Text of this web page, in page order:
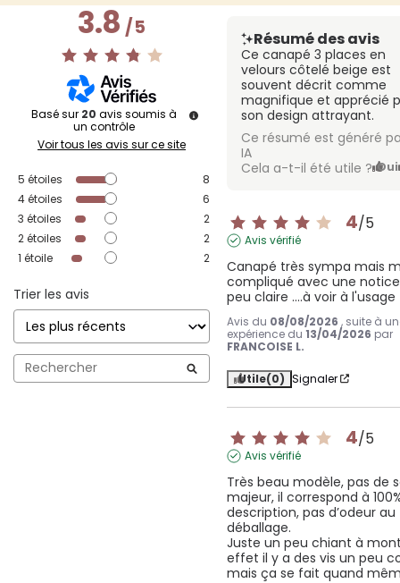
3.8/5
Basé sur 20 avis soumis à
un contrôle
Voir tous les avis sur ce site
5 étoiles
8
4étoiles
6
3 étoiles
2
2étoiles
2
1 étoile 2
Trier les avis
Résumé des avis
Ce canapé 3 places en
velours côtelé beige est
souvent décrit comme
magnifique et apprécié
son design attrayant.
Ce résumé est généré
IA
Cela a-t-il été utile ? Oui
4/5
Avis vérifié
Canapé très sympa mais
compliqué avec une
peu claire ....à voir à l'usage
Avis du 08/08/2026 , suite à
expérience du13/04/2026 par
FRANCOISE L.
Utile(0) Signaler
4/5
Avis vérifié
Très beau modèle, pas de
majeur, il correspond à
description, pas d’odeur au
déballage.
Juste un peu chiant à
effet il y a des vis un peu
mais ça se fait quand